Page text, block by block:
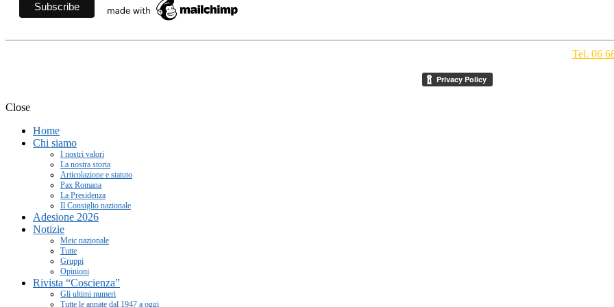
Tel. 06
Close
Home
Chi siamo
I nostri valori
La nostra storia
Articolazione e statuto
Pax Romana
La Presidenza
Il Consiglio nazionale
Adesione 2026
Notizie
Meic nazionale
Tutte
Gruppi
Opinioni
Rivista “Coscienza”
Gli ultimi numeri
Tutte le annate dal 1947 a oggi